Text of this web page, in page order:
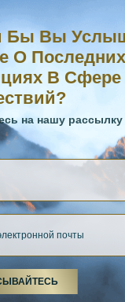
WhatsApp Нет :
О Нас
Виды Отдыха
больше
нашу рассылку и
Бы Вы
О Последних
В Сфере
на нашу рассылку